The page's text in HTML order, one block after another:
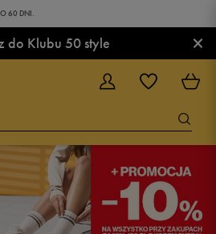
60 DNI.
do Klubu 50 style ×